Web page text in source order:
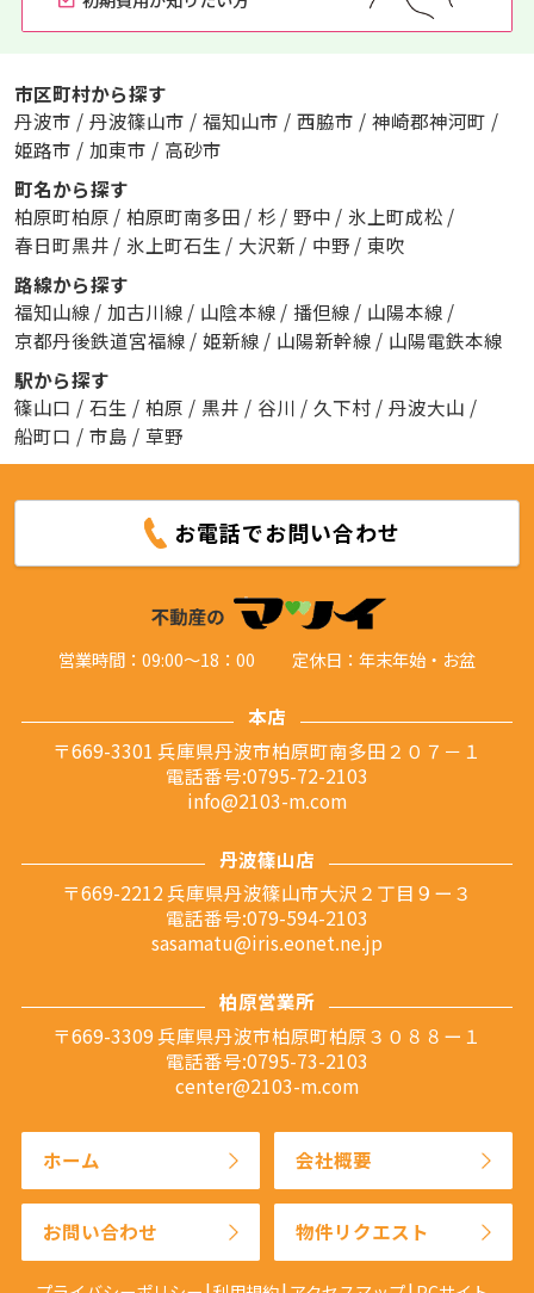
市区町村から探す
丹波市 / 丹波篠山市 / 福知山市 / 西脇市 / 神崎郡神河町 /
姫路市 / 加東市 / 高砂市
町名から探す
柏原町柏原 / 柏原町南多田 / 杉 / 野中 / 氷上町成松 /
春日町黒井 / 氷上町石生 / 大沢新 / 中野 / 東吹
路線から探す
福知山線 / 加古川線 / 山陰本線 / 播但線 / 山陽本線 /
京都丹後鉄道宮福線 / 姫新線 / 山陽新幹線 / 山陽電鉄本線
駅から探す
篠山口 / 石生 / 柏原 / 黒井 / 谷川 / 久下村 / 丹波大山 /
船町口 / 市島 / 草野
お電話でお問い合わせ
営業時間：09:00～18：00 定休日：年末年始・お盆
本店
〒669-3301 兵庫県丹波市柏原町南多田２０７－１
電話番号:0795-72-2103
info@2103-m.com
丹波篠山店
〒669-2212 兵庫県丹波篠山市大沢２丁目９ー３
電話番号:079-594-2103
sasamatu@iris.eonet.ne.jp
柏原営業所
〒669-3309 兵庫県丹波市柏原町柏原３０８８ー１
電話番号:0795-73-2103
center@2103-m.com
ホーム 会社概要
お問い合わせ 物件リクエスト